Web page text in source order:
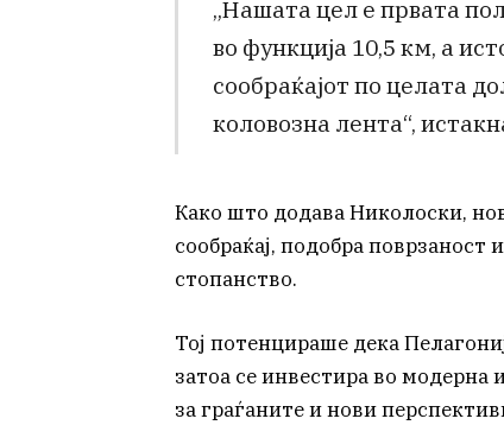
„Нашата цел е првата
во функција 10,5 км, а
сообраќајот по целата
коловозна лента“,
Како што додава Николоски,
сообраќај, подобра
стопанство.
Тој потенцираше дека
затоа се инвестира во модерна
за граѓаните и нови